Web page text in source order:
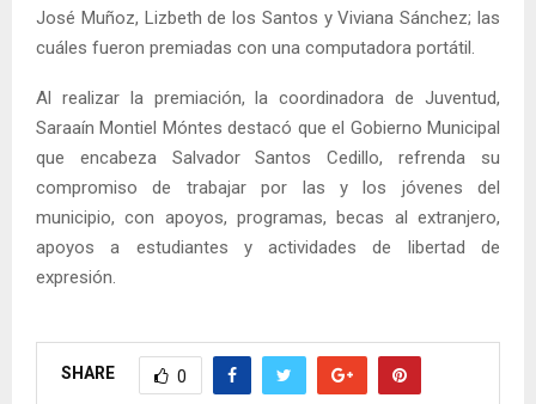
José Muñoz, Lizbeth de los Santos y Viviana Sánchez; las
cuáles fueron premiadas con una computadora portátil.
Al realizar la premiación, la coordinadora de Juventud,
Saraaín Montiel Móntes destacó que el Gobierno Municipal
que encabeza Salvador Santos Cedillo, refrenda su
compromiso de trabajar por las y los jóvenes del
municipio, con apoyos, programas, becas al extranjero,
apoyos a estudiantes y actividades de libertad de
expresión.
SHARE 0